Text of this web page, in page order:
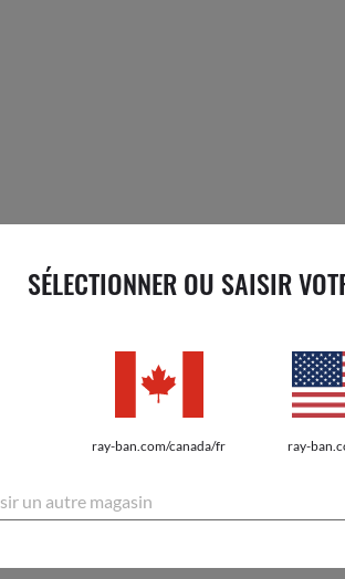
SÉLECTIONNER OU SAISIR
ray-ban.com/canada/fr ray-
un autre magasin